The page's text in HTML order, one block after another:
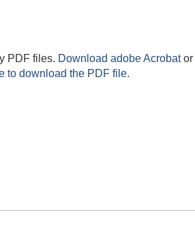
PDF files. Download adobe Acrobator
to download the PDF file.